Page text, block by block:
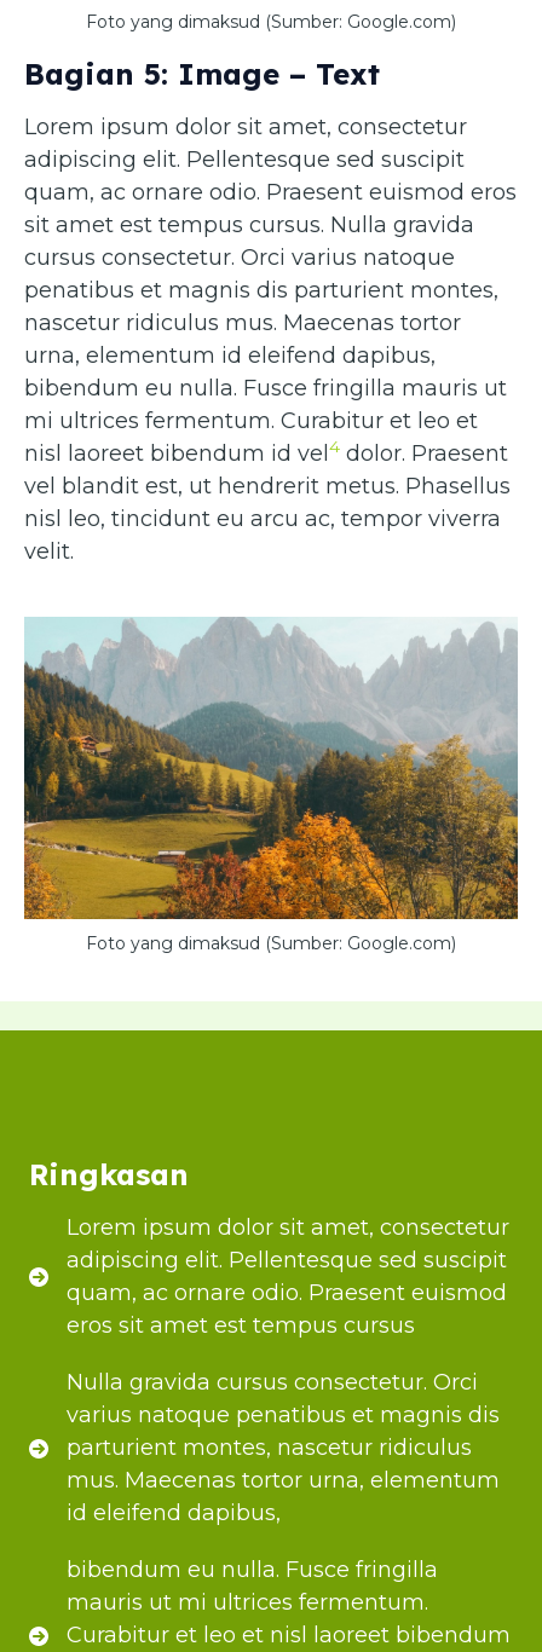
Foto yang dimaksud (Sumber: Google.com)
Bagian 5: Image – Text
Lorem ipsum dolor sit amet, consectetur
adipiscing elit. Pellentesque sed suscipit
quam, ac ornare odio. Praesent euismod eros
sit amet est tempus cursus. Nulla gravida
cursus consectetur. Orci varius natoque
penatibus et magnis dis parturient montes,
nascetur ridiculus mus. Maecenas tortor
urna, elementum id eleifend dapibus,
bibendum eu nulla. Fusce fringilla mauris ut
mi ultrices fermentum. Curabitur et leo et
nisl laoreet bibendum id vel 4 dolor. Praesent
vel blandit est, ut hendrerit metus. Phasellus
nisl leo, tincidunt eu arcu ac, tempor viverra
velit.
Foto yang dimaksud (Sumber: Google.com)
Ringkasan
Lorem ipsum dolor sit amet, consectetur
adipiscing elit. Pellentesque sed suscipit
quam, ac ornare odio. Praesent euismod
eros sit amet est tempus cursus
Nulla gravida cursus consectetur. Orci
varius natoque penatibus et magnis dis
parturient montes, nascetur ridiculus
mus. Maecenas tortor urna, elementum
id eleifend dapibus,
bibendum eu nulla. Fusce fringilla
mauris ut mi ultrices fermentum.
Curabitur et leo et nisl laoreet bibendum